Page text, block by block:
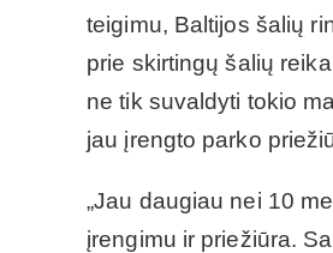
teigimu, Baltijos šalių
prie skirtingų šalių
ne tik suvaldyti tokio
jau įrengto parko
„Jau daugiau nei 10
įrengimu ir priežiūra.